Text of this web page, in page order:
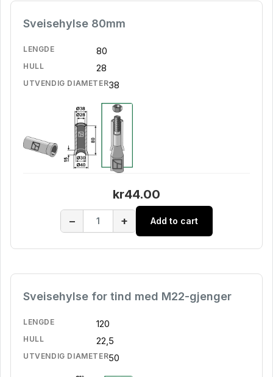
Sveisehylse 80mm
LENGDE 80
HULL 28
UTVENDIG DIAMETER38
kr44.00
− + Add to cart
Sveisehylse for tind med M22-gjenger
LENGDE 120
HULL 22,5
UTVENDIG DIAMETER50